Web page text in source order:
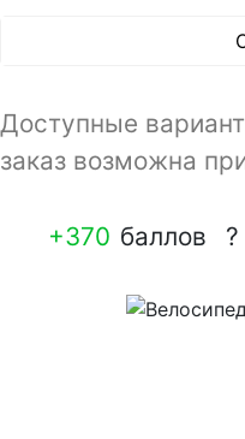
Доступные
заказ возможна
+370 баллов ?